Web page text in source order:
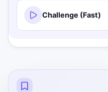
Challenge (Fast)